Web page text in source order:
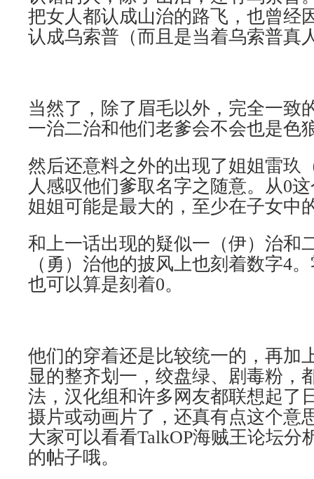
把女人都认成山治的路飞，也曾经
认成乌索普（而且是当着乌索普真
当然了，除了眉毛以外，完全一致
一治二治和他们老爹会不会也是色
然后还意料之外的出现了姐姐雷玖
人感叹他们爹取名字之随意。从0
姐姐可能是最大的，至少在子女中
和上一话出现的疑似一（伊）治和
（勇）治他的披风上也刻着数字4
也可以算是刻着0。
他们的穿着还是比较统一的，再加
显的整齐划一，绞盘绿、剧毒粉，
法，汉化组和许多网友都联想起了
摄片或动画片了，还真有点这个意
大家可以看看TalkOP海贼王论坛分
的帖子哦。